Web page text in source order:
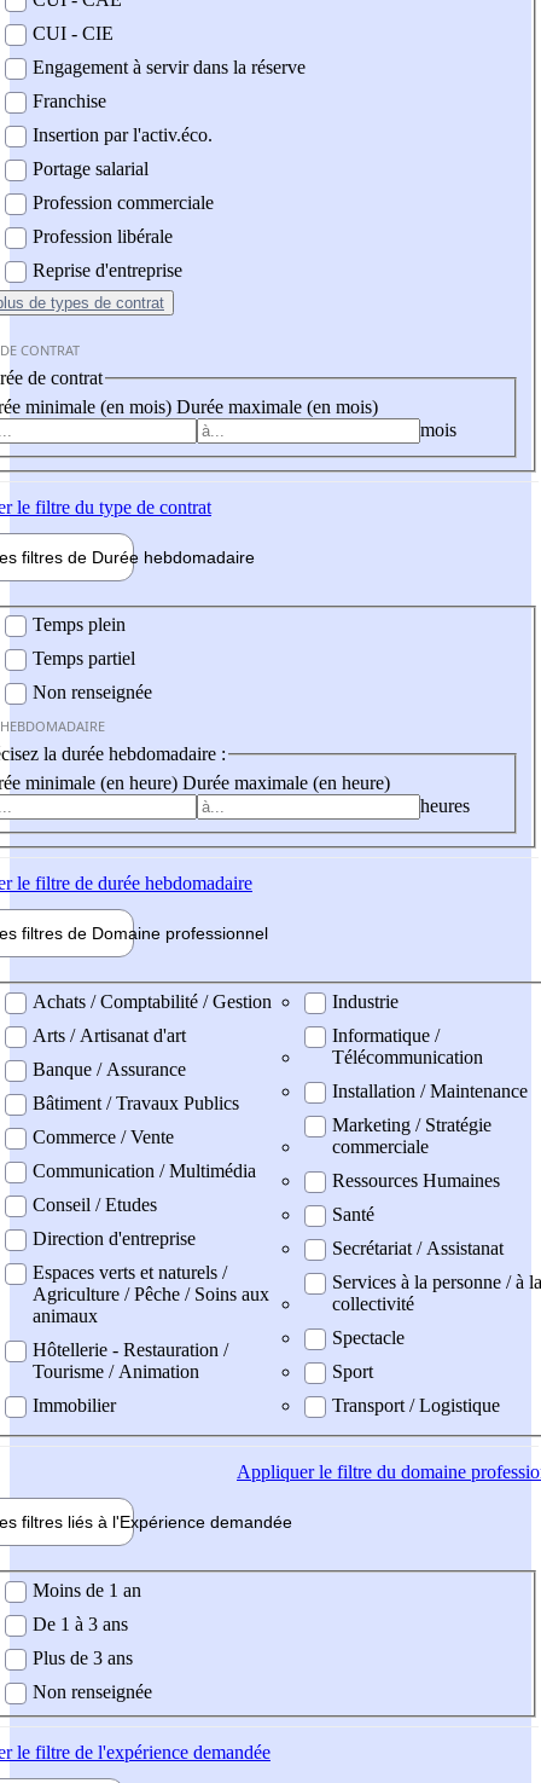
CUI - CIE
Engagement à servir dans la réserve
Franchise
Insertion par l'activ.éco.
Portage salarial
Profession commerciale
Profession libérale
Reprise d'entreprise
de types de contrat
CONTRAT
de contrat
minimale (en mois) Durée maximale (en mois)
mois
le filtre du type de contrat
filtres de Durée hebdomadaire
Temps plein
Temps partiel
Non renseignée
la durée hebdomadaire :
minimale (en heure) Durée maximale (en heure)
heures
le filtre de durée hebdomadaire
filtres de Domaine professionnel
professionel
Achats / Comptabilité / Gestion
Arts / Artisanat d'art
Banque / Assurance
Bâtiment / Travaux Publics
Commerce / Vente
Communication / Multimédia
Conseil / Etudes
Direction d'entreprise
Espaces verts et naturels /
Agriculture / Pêche / Soins aux
animaux
Hôtellerie - Restauration /
Tourisme / Animation
Immobilier
Industrie
Informatique /
Télécommunication
Installation / Maintenance
Marketing / Stratégie
commerciale
Ressources Humaines
Santé
Secrétariat / Assistanat
Services à la personne / à la
collectivité
Spectacle
Sport
Transport / Logistique
Appliquerle filtre du domaine
filtres liés à l'Expérience demandée
demandée
Moins de 1 an
De 1 à 3 ans
Plus de 3 ans
Non renseignée
le filtre de l'expérience demandée